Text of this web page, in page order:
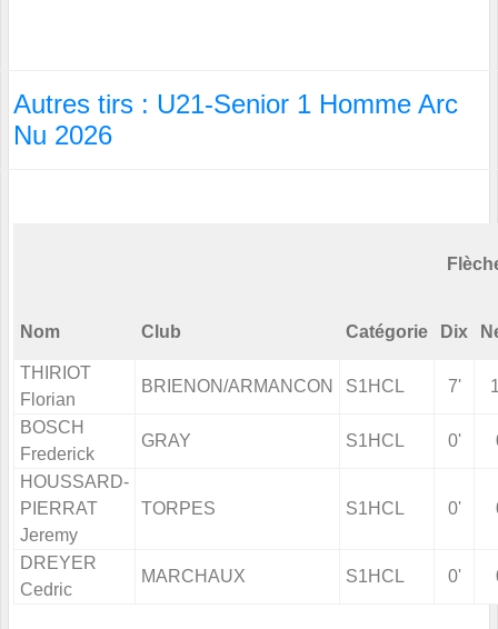
Autres tirs : U21-Senior 1 Homme Arc
Nu 2026
Nom Club Catégorie Dix
THIRIOT
Florian
BRIENON/ARMANCON S1HCL 7'
BOSCH
Frederick
GRAY S1HCL 0'
HOUSSARD-
PIERRAT
Jeremy
TORPES S1HCL 0'
DREYER
Cedric
MARCHAUX S1HCL 0'